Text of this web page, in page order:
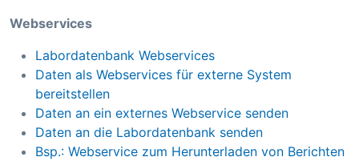
Webservices
Labordatenbank Webservices
Daten als Webservices für externe System
bereitstellen
Daten an ein externes Webservice senden
Daten an die Labordatenbank senden
Bsp.: Webservice zum Herunterladen von Berichten